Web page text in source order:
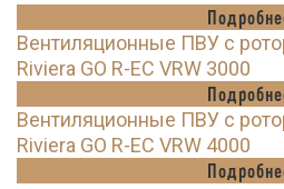
Вентиляционные ПВУ с
Riviera GO R-EC VRW 3000
Вентиляционные ПВУ с
Riviera GO R-EC VRW 4000